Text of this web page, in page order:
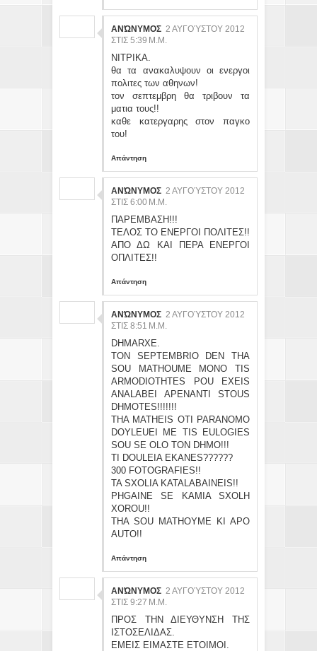
ΑΝΏΝΥΜΟΣ 2 ΑΥΓΟΎΣΤΟΥ 2012
ΣΤΙΣ 5:39 Μ.Μ.
ΝΙΤΡΙΚΑ.
θα τα ανακαλυψουν οι ενεργοι
πολιτες των αθηνων!
τον σεπτεμβρη θα τριβουν τα
ματια τους!!
καθε κατεργαρης στον παγκο
του!
Απάντηση
ΑΝΏΝΥΜΟΣ 2 ΑΥΓΟΎΣΤΟΥ 2012
ΣΤΙΣ 6:00 Μ.Μ.
ΠΑΡΕΜΒΑΣΗ!!!
ΤΕΛΟΣ ΤΟ ΕΝΕΡΓΟΙ ΠΟΛΙΤΕΣ!!
ΑΠΟ ΔΩ ΚΑΙ ΠΕΡΑ ΕΝΕΡΓΟΙ
ΟΠΛΙΤΕΣ!!
Απάντηση
ΑΝΏΝΥΜΟΣ 2 ΑΥΓΟΎΣΤΟΥ 2012
ΣΤΙΣ 8:51 Μ.Μ.
DHMARXE.
TON SEPTEMBRIO DEN THA
SOU MATHOUME MONO TIS
ARMODIOTHTES POU EXEIS
ANALABEI APENANTI STOUS
DHMOTES!!!!!!!
THA MATHEIS OTI PARANOMO
DOYLEUEI ME TIS EULOGIES
SOU SE OLO TON DHMO!!!
TI DOULEIA EKANES??????
300 FOTOGRAFIES!!
TA SXOLIA KATALABAINEIS!!
PHGAINE SE KAMIA SXOLH
XOROU!!
THA SOU MATHOYME KI APO
AUTO!!
Απάντηση
ΑΝΏΝΥΜΟΣ 2 ΑΥΓΟΎΣΤΟΥ 2012
ΣΤΙΣ 9:27 Μ.Μ.
ΠΡΟΣ ΤΗΝ ΔΙΕΥΘΥΝΣΗ ΤΗΣ
ΙΣΤΟΣΕΛΙΔΑΣ.
ΕΜΕΙΣ ΕΙΜΑΣΤΕ ΕΤΟΙΜΟΙ.